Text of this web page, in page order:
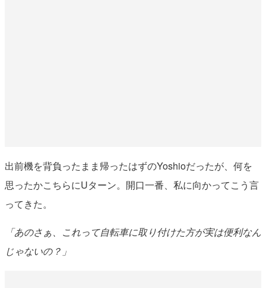
出前機を背負ったまま帰ったはずのYoshioだったが、何を
思ったかこちらにUターン。開口一番、私に向かってこう言
ってきた。
「あのさぁ、これって自転車に取り付けた方が実は便利なん
じゃないの？」